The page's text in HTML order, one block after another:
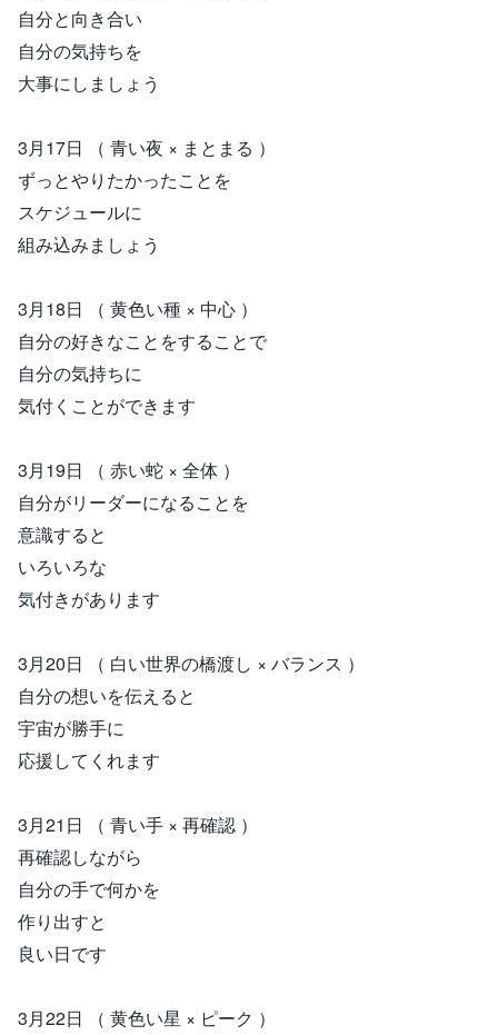
自分と向き合い
自分の気持ちを
大事にしましょう
3月17日 （ 青い夜 × まとまる ）
ずっとやりたかったことを
スケジュールに
組み込みましょう
3月18日 （ 黄色い種 × 中心 ）
自分の好きなことをすることで
自分の気持ちに
気付くことができます
3月19日 （ 赤い蛇 × 全体 ）
自分がリーダーになることを
意識すると
いろいろな
気付きがあります
3月20日 （ 白い世界の橋渡し × バランス ）
自分の想いを伝えると
宇宙が勝手に
応援してくれます
3月21日 （ 青い手 × 再確認 ）
再確認しながら
自分の手で何かを
作り出すと
良い日です
3月22日 （ 黄色い星 × ピーク ）